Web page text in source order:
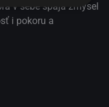
v sebe spája zmysel
i pokoru a